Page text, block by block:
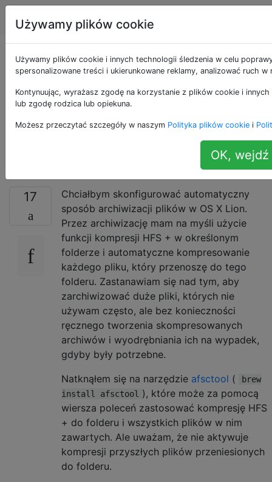
Apple Tagi
Tworzenie
automatycznego
skompresowanego
17
Chciałbym skonfigurować automatyczny
sposób archiwizacji plików w OS X Lion.
Przez archiwizację mam na myśli użycie
funkcji kompresji HFS + w określonym
folderze i automatyczne kompresowanie
każdego pliku, który przenoszę do tego
folderu. Zastanawiam się nad tym, aby
zarchiwizować duże pliki, których nie
używam często, ale bez konieczności
ręcznego tworzenia skompresowanych
archiwów i wyodrębniania ich na wypadek,
gdyby były potrzebne.
Natknąłem się na narzędzie afsctool (
brew
install afsctool ), które może za pomocą
wiersza poleceń zastosować kompresję HFS
+ do folderu i wszystkich plików w nim
zawartych. Ale uważam, że nie aktywuje
kompresji przyszłych plików przeniesionych
do folderu.
Używamy plików cookie
Używamy plików cookie i innych technologii śledzenia w celu
spersonalizowane treści i ukierunkowane reklamy, analizować ruch
Kontynuując, wyrażasz zgodę na korzystanie z plików cookie i
lub zgodę rodzica lub opiekuna.
Możesz przeczytać szczegóły w naszym Polityka plików cookie i
OK,